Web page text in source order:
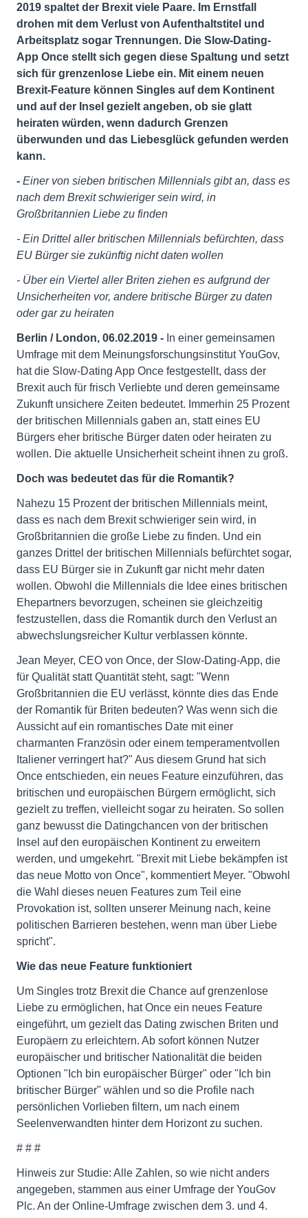
2019 spaltet der Brexit viele Paare. Im Ernstfall
drohen mit dem Verlust von Aufenthaltstitel und
Arbeitsplatz sogar Trennungen. Die Slow-Dating-
App Once stellt sich gegen diese Spaltung und setzt
sich für grenzenlose Liebe ein. Mit einem neuen
Brexit-Feature können Singles auf dem Kontinent
und auf der Insel gezielt angeben, ob sie glatt
heiraten würden, wenn dadurch Grenzen
überwunden und das Liebesglück gefunden werden
kann.
- Einer von sieben britischen Millennials gibt an, dass es
nach dem Brexit schwieriger sein wird, in
Großbritannien Liebe zu finden
- Ein Drittel aller britischen Millennials befürchten, dass
EU Bürger sie zukünftig nicht daten wollen
- Über ein Viertel aller Briten ziehen es aufgrund der
Unsicherheiten vor, andere britische Bürger zu daten
oder gar zu heiraten
Berlin / London, 06.02.2019 - In einer gemeinsamen
Umfrage mit dem Meinungsforschungsinstitut YouGov,
hat die Slow-Dating App Once festgestellt, dass der
Brexit auch für frisch Verliebte und deren gemeinsame
Zukunft unsichere Zeiten bedeutet. Immerhin 25 Prozent
der britischen Millennials gaben an, statt eines EU
Bürgers eher britische Bürger daten oder heiraten zu
wollen. Die aktuelle Unsicherheit scheint ihnen zu groß.
Doch was bedeutet das für die Romantik?
Nahezu 15 Prozent der britischen Millennials meint,
dass es nach dem Brexit schwieriger sein wird, in
Großbritannien die große Liebe zu finden. Und ein
ganzes Drittel der britischen Millennials befürchtet sogar,
dass EU Bürger sie in Zukunft gar nicht mehr daten
wollen. Obwohl die Millennials die Idee eines britischen
Ehepartners bevorzugen, scheinen sie gleichzeitig
festzustellen, dass die Romantik durch den Verlust an
abwechslungsreicher Kultur verblassen könnte.
Jean Meyer, CEO von Once, der Slow-Dating-App, die
für Qualität statt Quantität steht, sagt: "Wenn
Großbritannien die EU verlässt, könnte dies das Ende
der Romantik für Briten bedeuten? Was wenn sich die
Aussicht auf ein romantisches Date mit einer
charmanten Französin oder einem temperamentvollen
Italiener verringert hat?" Aus diesem Grund hat sich
Once entschieden, ein neues Feature einzuführen, das
britischen und europäischen Bürgern ermöglicht, sich
gezielt zu treffen, vielleicht sogar zu heiraten. So sollen
ganz bewusst die Datingchancen von der britischen
Insel auf den europäischen Kontinent zu erweitern
werden, und umgekehrt. "Brexit mit Liebe bekämpfen ist
das neue Motto von Once", kommentiert Meyer. "Obwohl
die Wahl dieses neuen Features zum Teil eine
Provokation ist, sollten unserer Meinung nach, keine
politischen Barrieren bestehen, wenn man über Liebe
spricht".
Wie das neue Feature funktioniert
Um Singles trotz Brexit die Chance auf grenzenlose
Liebe zu ermöglichen, hat Once ein neues Feature
eingeführt, um gezielt das Dating zwischen Briten und
Europäern zu erleichtern. Ab sofort können Nutzer
europäischer und britischer Nationalität die beiden
Optionen "Ich bin europäischer Bürger" oder "Ich bin
britischer Bürger" wählen und so die Profile nach
persönlichen Vorlieben filtern, um nach einem
Seelenverwandten hinter dem Horizont zu suchen.
# # #
Hinweis zur Studie: Alle Zahlen, so wie nicht anders
angegeben, stammen aus einer Umfrage der YouGov
Plc. An der Online-Umfrage zwischen dem 3. und 4.